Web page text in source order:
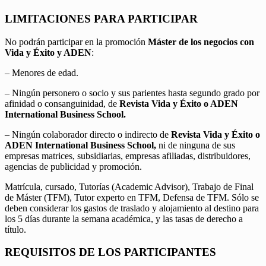
LIMITACIONES PARA PARTICIPAR
No podrán participar en la promoción Máster de los negocios con
Vida y Éxito y ADEN:
– Menores de edad.
– Ningún personero o socio y sus parientes hasta segundo grado por
afinidad o consanguinidad, de Revista Vida y Éxito o ADEN
International Business School.
– Ningún colaborador directo o indirecto de Revista Vida y Éxito o
ADEN International Business School, ni de ninguna de sus
empresas matrices, subsidiarias, empresas afiliadas, distribuidores,
agencias de publicidad y promoción.
Matrícula, cursado, Tutorías (Academic Advisor), Trabajo de Final
de Máster (TFM), Tutor experto en TFM, Defensa de TFM. Sólo se
deben considerar los gastos de traslado y alojamiento al destino para
los 5 días durante la semana académica, y las tasas de derecho a
título.
REQUISITOS DE LOS PARTICIPANTES